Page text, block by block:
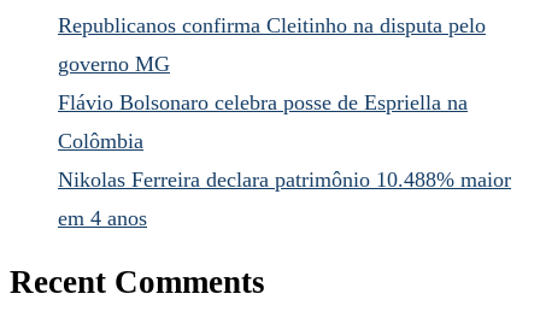
Republicanos confirma Cleitinho na disputa pelo
governo MG
Flávio Bolsonaro celebra posse de Espriella na
Colômbia
Nikolas Ferreira declara patrimônio 10.488% maior
em 4 anos
Recent Comments